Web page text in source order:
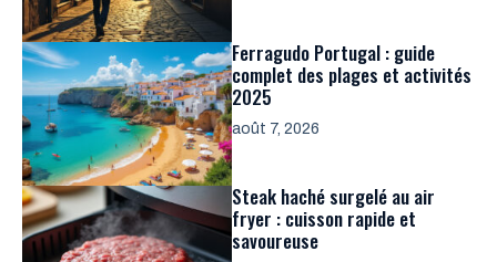
Ferragudo Portugal : guide
complet des plages et activités
2025
août 7, 2026
Steak haché surgelé au air
fryer : cuisson rapide et
savoureuse